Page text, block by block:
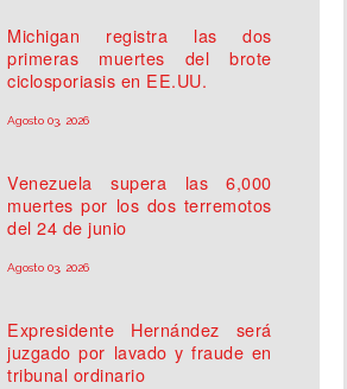
Michigan registra las dos
primeras muertes del brote
ciclosporiasis en EE.UU.
Agosto 03, 2026
Venezuela supera las 6,000
muertes por los dos terremotos
del 24 de junio
Agosto 03, 2026
Expresidente Hernández será
juzgado por lavado y fraude en
tribunal ordinario